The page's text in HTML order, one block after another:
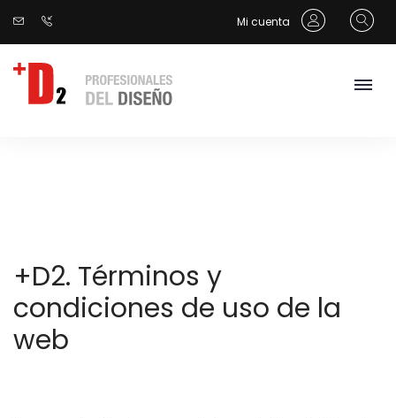
Mi cuenta
+D2. Términos y
condiciones de uso de la
web